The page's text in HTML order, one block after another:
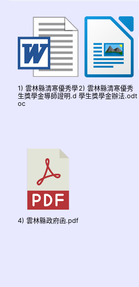
1) 雲林縣清寒優秀學
生獎學金導師證明.d
oc
2) 雲林縣清寒優秀
學生獎學金辦法.odt
4) 雲林縣政府函.pdf